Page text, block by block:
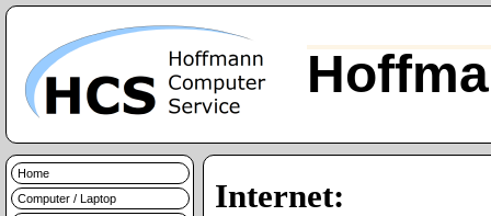
Home
Computer / Laptop
Internet: